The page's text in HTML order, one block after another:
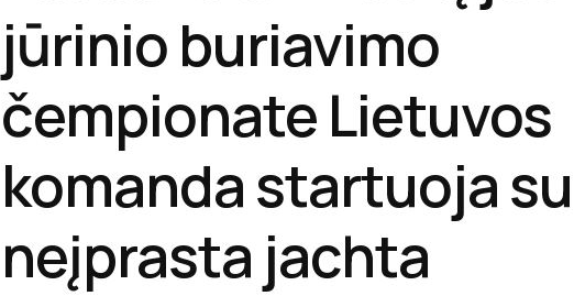
jūrinio buriavimo
čempionate Lietuvos
komanda startuoja su
neįprasta jachta